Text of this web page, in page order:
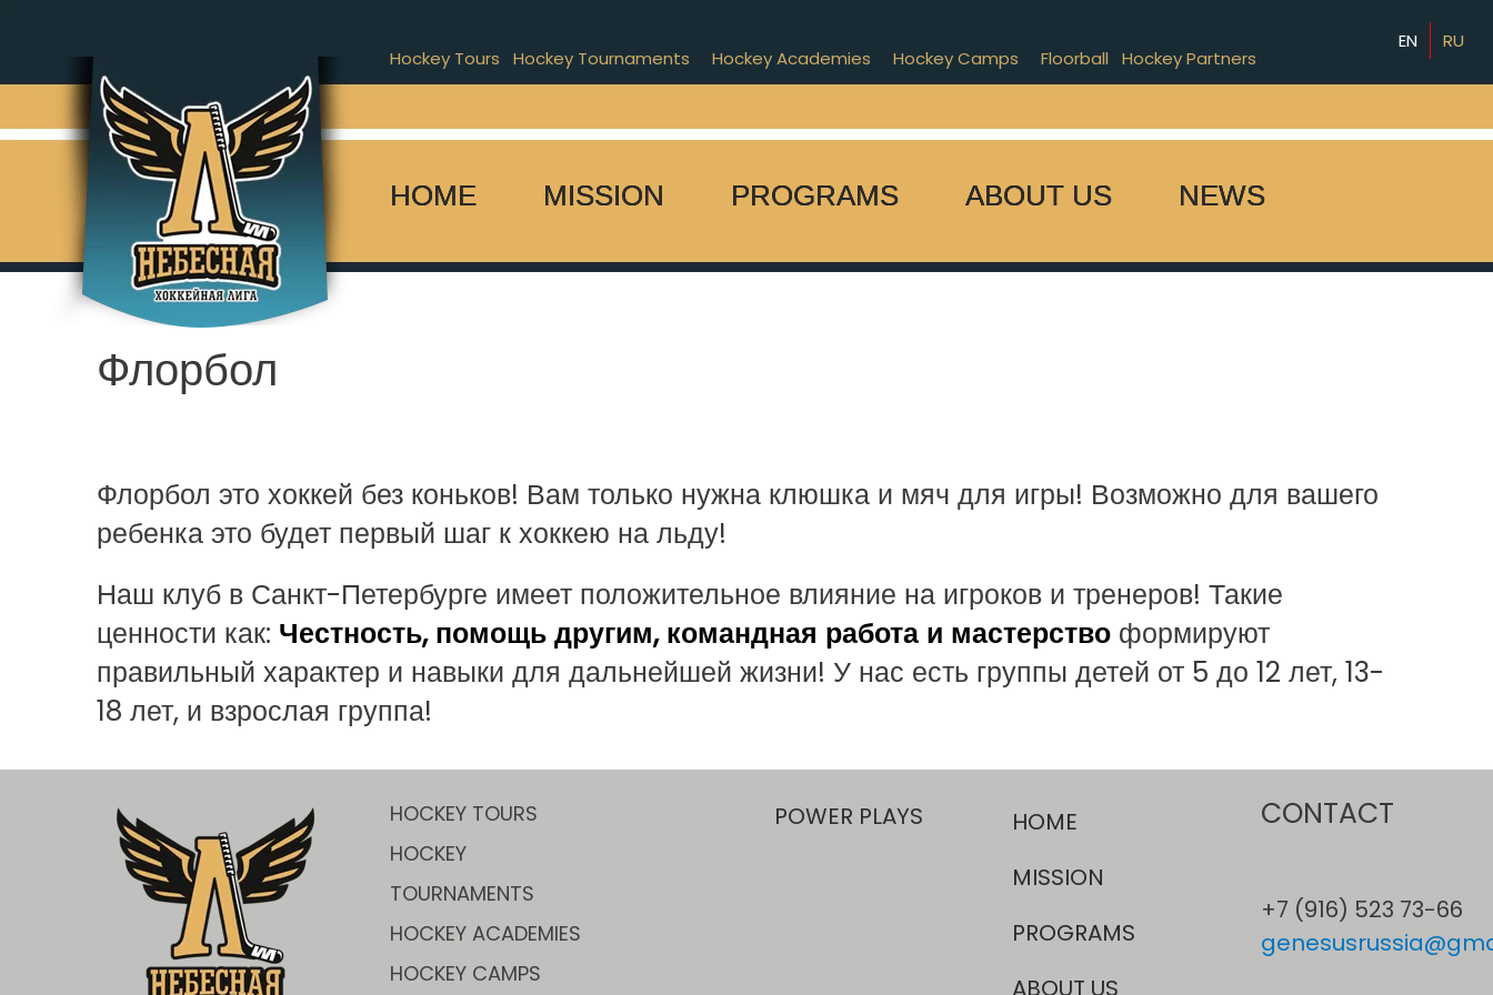
Hockey Tours Hockey Tournaments Hockey Academies Hockey Camps Floorball Hockey Partners
HOME MISSION PROGRAMS ABOUT US NEWS
EN RU
Флорбол
Флорбол это хоккей без коньков! Вам только нужна клюшка и мяч для игры! Возможно для вашего
ребенка это будет первый шаг к хоккею на льду!
Наш клуб в Санкт-Петербурге имеет положительное влияние на игроков и тренеров! Такие
ценности как: Честность, помощь другим, командная работа и мастерство формируют
правильный характер и навыки для дальнейшей жизни! У нас есть группы детей от 5 до 12 лет, 13-
18 лет, и взрослая группа!
HOCKEY TOURS
HOCKEY
TOURNAMENTS
HOCKEY ACADEMIES
HOCKEY CAMPS
POWER PLAYS
HOME
MISSION
PROGRAMS
ABOUT US
CONTACT
+7 (916) 523 73-66